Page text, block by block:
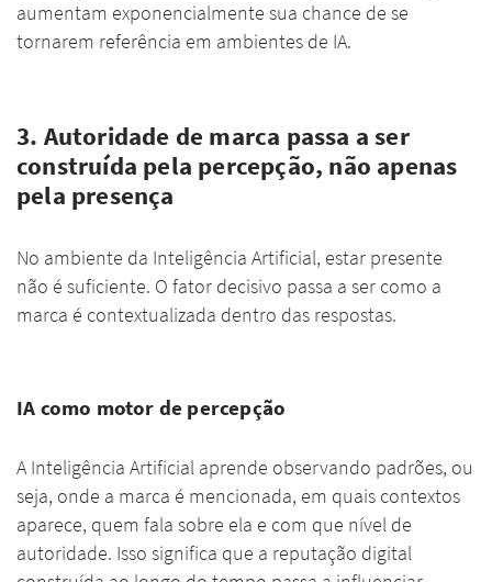
aumentam exponencialmente sua chance de se
tornarem referência em ambientes de IA.
3. Autoridade de marca passa a ser
construída pela percepção, não apenas
pela presença
No ambiente da Inteligência Artificial, estar presente
não é suficiente. O fator decisivo passa a ser como a
marca é contextualizada dentro das respostas.
IA como motor de percepção
A Inteligência Artificial aprende observando padrões, ou
seja, onde a marca é mencionada, em quais contextos
aparece, quem fala sobre ela e com que nível de
autoridade. Isso significa que a reputação digital